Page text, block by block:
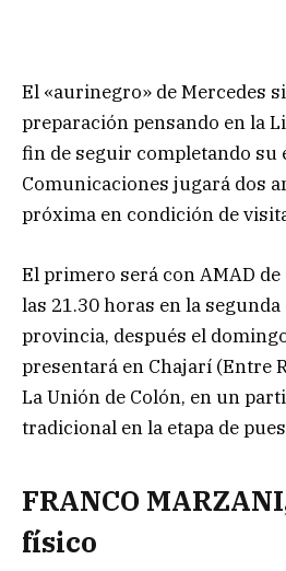
El «aurinegro» de Mercedes
preparación pensando en la
fin de seguir completando su
Comunicaciones jugará dos
próxima en condición de
El primero será con AMAD de
las 21.30 horas en la segunda
provincia, después el
presentará en Chajarí (Entre
La Unión de Colón, en un
tradicional en la etapa de
FRANCO
físico